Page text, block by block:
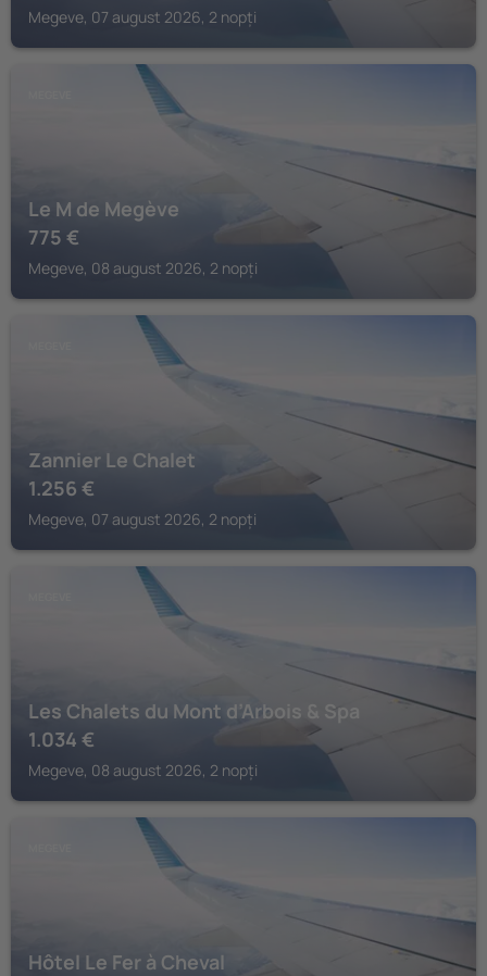
Megeve, 07 august 2026, 2 nopți
Le M de Megève
775 €
Megeve, 08 august 2026, 2 nopți
Zannier Le Chalet
1.256 €
Megeve, 07 august 2026, 2 nopți
Les Chalets du Mont d’Arbois & Spa
1.034 €
Megeve, 08 august 2026, 2 nopți
Hôtel Le Fer à Cheval